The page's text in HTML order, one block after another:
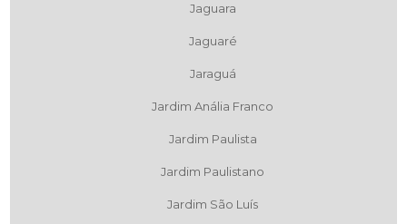
Jaguara
Jaguaré
Jaraguá
Jardim Anália Franco
Jardim Paulista
Jardim Paulistano
Jardim São Luís